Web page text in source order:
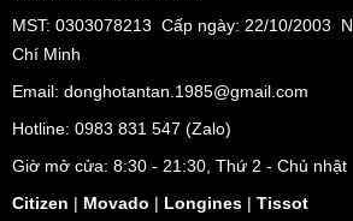
MST: 0303078213 Cấp ngày: 22/10/2003
Chí Minh
Email: donghotantan.1985@gmail.com
Hotline: 0983 831 547 (Zalo)
Giờ mở cửa: 8:30 - 21:30, Thứ 2 - Chủ nhật
Citizen | Movado | Longines | Tissot